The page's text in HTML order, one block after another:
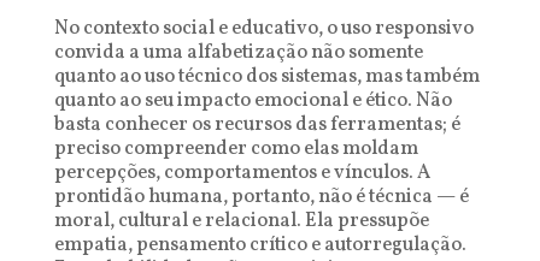
No contexto social e educativo, o uso responsivo
convida a uma alfabetização não somente
quanto ao uso técnico dos sistemas, mas também
quanto ao seu impacto emocional e ético. Não
basta conhecer os recursos das ferramentas; é
preciso compreender como elas moldam
percepções, comportamentos e vínculos. A
prontidão humana, portanto, não é técnica — é
moral, cultural e relacional. Ela pressupõe
empatia, pensamento crítico e autorregulação.